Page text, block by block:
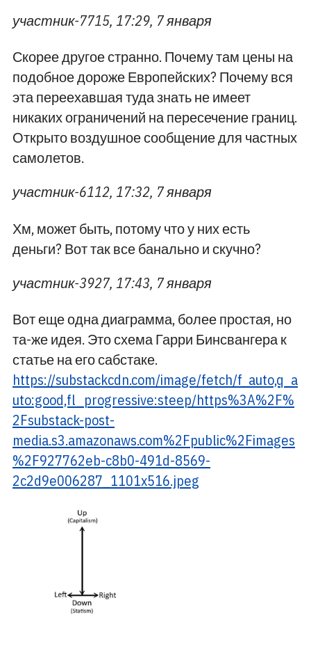
участник-7715, 17:29, 7 января
Скорее другое странно. Почему там цены на
подобное дороже Европейских? Почему вся
эта переехавшая туда знать не имеет
никаких ограничений на пересечение границ.
Открыто воздушное сообщение для частных
самолетов.
участник-6112, 17:32, 7 января
Хм, может быть, потому что у них есть
деньги? Вот так все банально и скучно?
участник-3927, 17:43, 7 января
Вот еще одна диаграмма, более простая, но
та-же идея. Это схема Гарри Бинсвангера к
статье на его сабстаке.
https://substackcdn.com/image/fetch/f_auto,q_a
uto:good,fl_progressive:steep/https%3A%2F%
2Fsubstack-post-
media.s3.amazonaws.com%2Fpublic%2Fimages
%2F927762eb-c8b0-491d-8569-
2c2d9e006287_1101x516.jpeg